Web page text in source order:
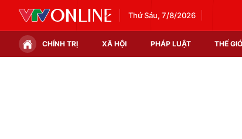
Thứ Sáu, 7/8/2026
CHÍNH TRỊ XÃ HỘI PHÁP LUẬT THẾ